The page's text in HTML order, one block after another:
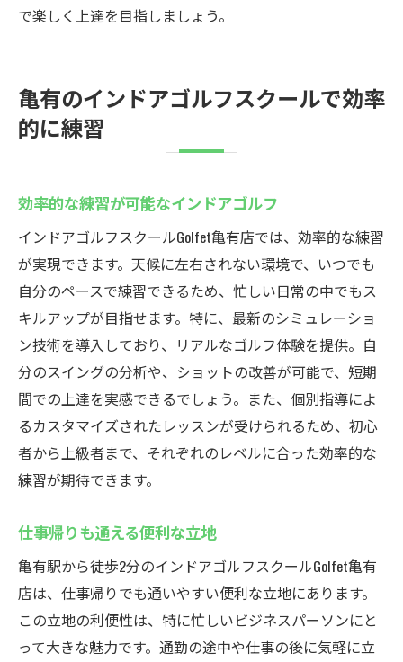
で楽しく上達を目指しましょう。
亀有のインドアゴルフスクールで効率
的に練習
効率的な練習が可能なインドアゴルフ
インドアゴルフスクールGolfet亀有店では、効率的な練習
が実現できます。天候に左右されない環境で、いつでも
自分のペースで練習できるため、忙しい日常の中でもス
キルアップが目指せます。特に、最新のシミュレーショ
ン技術を導入しており、リアルなゴルフ体験を提供。自
分のスイングの分析や、ショットの改善が可能で、短期
間での上達を実感できるでしょう。また、個別指導によ
るカスタマイズされたレッスンが受けられるため、初心
者から上級者まで、それぞれのレベルに合った効率的な
練習が期待できます。
仕事帰りも通える便利な立地
亀有駅から徒歩2分のインドアゴルフスクールGolfet亀有
店は、仕事帰りでも通いやすい便利な立地にあります。
この立地の利便性は、特に忙しいビジネスパーソンにと
って大きな魅力です。通勤の途中や仕事の後に気軽に立